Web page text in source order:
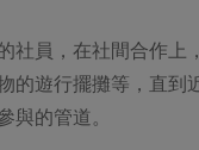
社員，在社間合作上
的遊行擺攤等，直到
與的管道。